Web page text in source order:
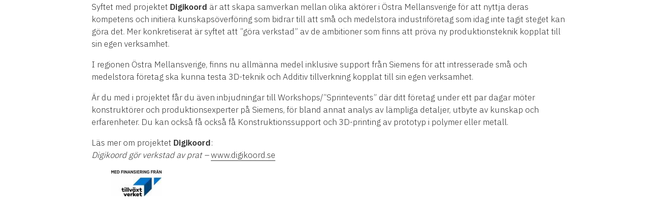
Syftet med projektet Digikoord är att skapa samverkan mellan olika aktörer i Östra Mellansverige för att nyttja deras
kompetens och initiera kunskapsöverföring som bidrar till att små och medelstora industriföretag som idag inte tagit steget kan
göra det. Mer konkretiserat är syftet att ”göra verkstad” av de ambitioner som finns att pröva ny produktionsteknik kopplat till
sin egen verksamhet.
I regionen Östra Mellansverige, finns nu allmänna medel inklusive support från Siemens för att intresserade små och
medelstora företag ska kunna testa 3D-teknik och Additiv tillverkning kopplat till sin egen verksamhet.
Är du med i projektet får du även inbjudningar till Workshops/”Sprintevents” där ditt företag under ett par dagar möter
konstruktörer och produktionsexperter på Siemens, för bland annat analys av lämpliga detaljer, utbyte av kunskap och
erfarenheter. Du kan också få också få Konstruktionssupport och 3D-printing av prototyp i polymer eller metall.
Läs mer om projektet Digikoord:
Digikoord gör verkstad av prat –www.digikoord.se